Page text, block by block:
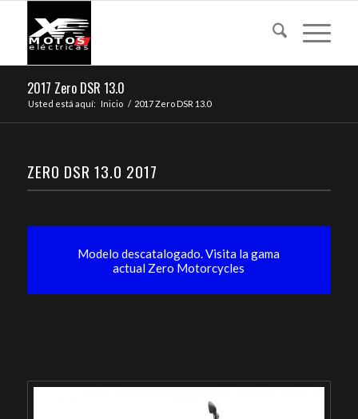
2017 Zero DSR 13.0
Usted está aquí: Inicio / 2017 Zero DSR 13.0
ZERO DSR 13.0 2017
Modelo descatalogado. Visita la gama
actual Zero Motorcycles